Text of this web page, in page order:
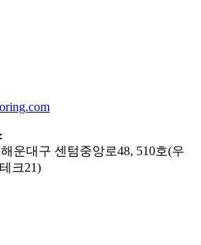
운대구 센텀중앙로48, 510호(우
크21)